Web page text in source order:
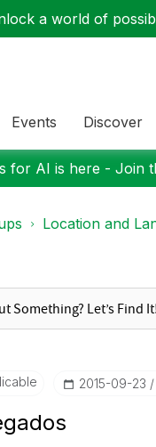
a world of
Events Discover
for AI is here - Join
Location and
‎2015-09-23